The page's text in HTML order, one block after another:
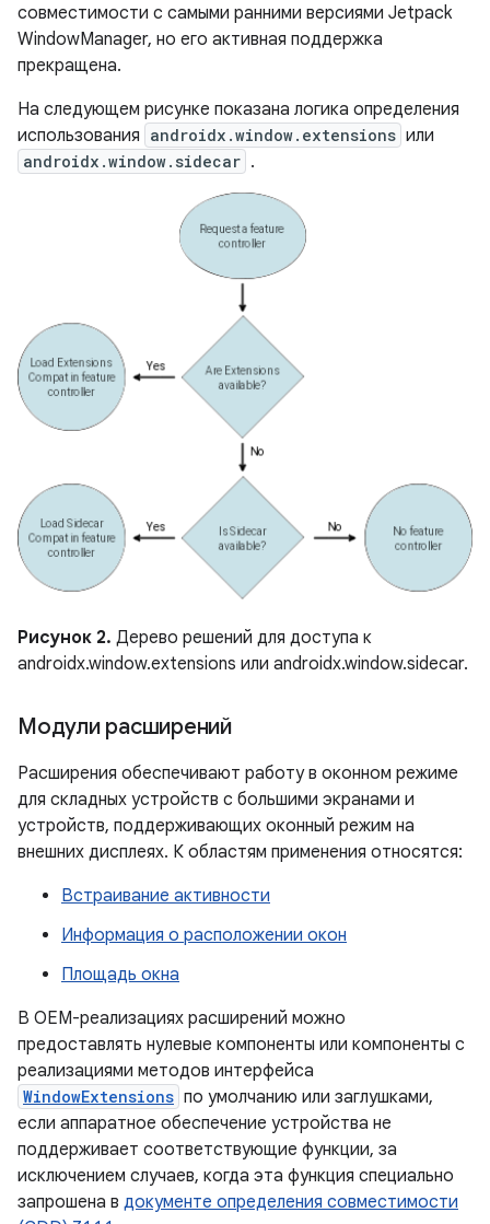
совместимости с самыми ранними версиями Jetpack
WindowManager, но его активная поддержка
прекращена.
На следующем рисунке показана логика определения
использования androidx.window.extensions или
androidx.window.sidecar .
Рисунок 2. Дерево решений для доступа к
androidx.window.extensions или androidx.window.sidecar.
Модули расширений
Расширения обеспечивают работу в оконном режиме
для складных устройств с большими экранами и
устройств, поддерживающих оконный режим на
внешних дисплеях. К областям применения относятся:
Встраивание активности
Информация о расположении окон
Площадь окна
В OEM-реализациях расширений можно
предоставлять нулевые компоненты или компоненты с
реализациями методов интерфейса
WindowExtensions по умолчанию или заглушками,
если аппаратное обеспечение устройства не
поддерживает соответствующие функции, за
исключением случаев, когда эта функция специально
запрошена в документе определения совместимости